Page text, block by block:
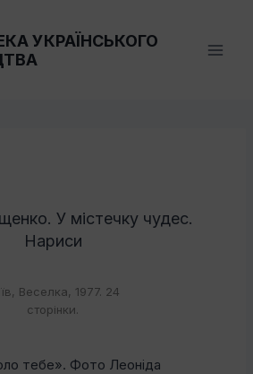
УКРАЇНСЬКОГО
У містечку чудес.
Нариси
Веселка, 1977. 24
сторінки.
тебе». Фото Леоніда